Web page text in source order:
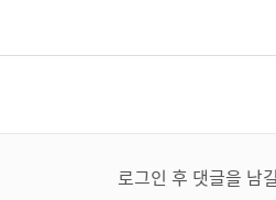
로그인 후 댓글을 남